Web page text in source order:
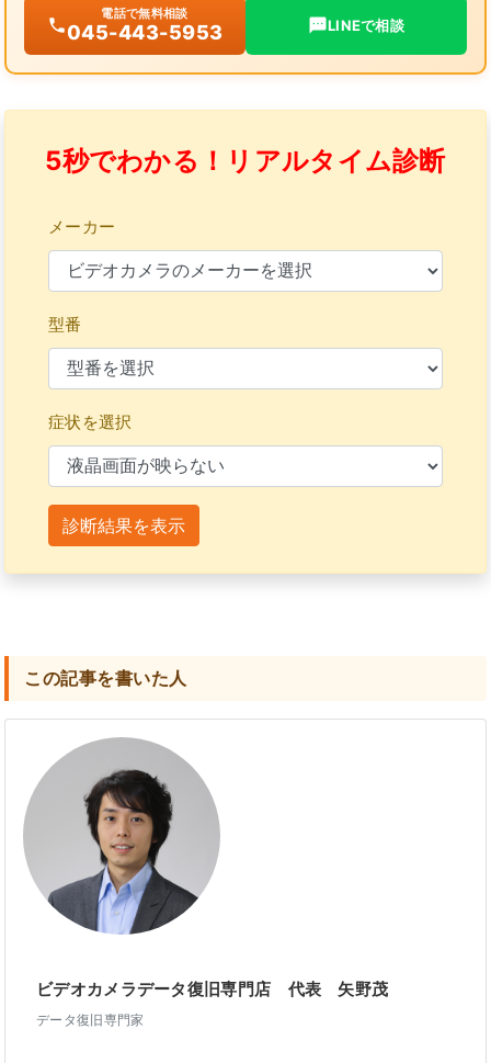
電話で無料相談
045-443-5953 LINEで相談
5秒でわかる！リアルタイム診断
メーカー
型番
症状を選択
診断結果を表示
この記事を書いた人
ビデオカメラデータ復旧専門店 代表 矢野茂
データ復旧専門家